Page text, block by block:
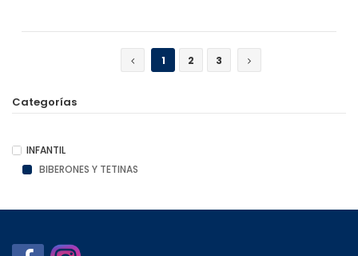
1
2 3
Categorías
INFANTIL
BIBERONES Y TETINAS